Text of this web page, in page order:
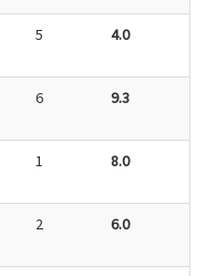
5 4.0
6 9.3
1 8.0
2 6.0